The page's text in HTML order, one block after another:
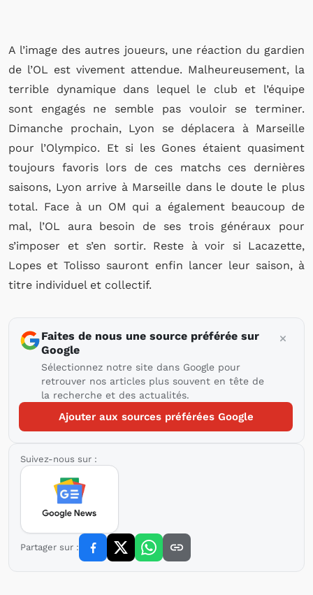
A l’image des autres joueurs, une réaction du gardien
de l’OL est vivement attendue. Malheureusement, la
terrible dynamique dans lequel le club et l’équipe
sont engagés ne semble pas vouloir se terminer.
Dimanche prochain, Lyon se déplacera à Marseille
pour l’Olympico. Et si les Gones étaient quasiment
toujours favoris lors de ces matchs ces dernières
saisons, Lyon arrive à Marseille dans le doute le plus
total. Face à un OM qui a également beaucoup de
mal, l’OL aura besoin de ses trois généraux pour
s’imposer et s’en sortir. Reste à voir si Lacazette,
Lopes et Tolisso sauront enfin lancer leur saison, à
titre individuel et collectif.
Faites de nous une source préférée sur
Google
Sélectionnez notre site dans Google pour
retrouver nos articles plus souvent en tête de
la recherche et des actualités.
Ajouter aux sources préférées Google
Suivez-nous sur :
Partager sur :